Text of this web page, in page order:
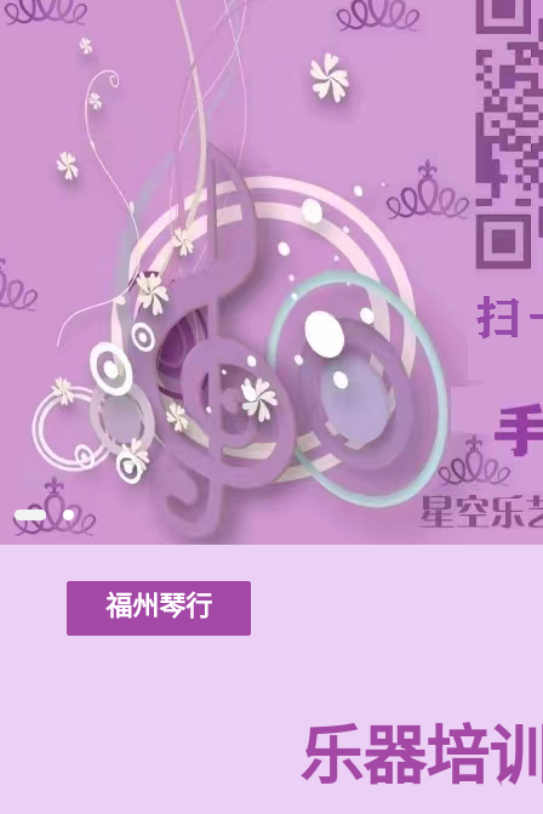
福州琴行
乐器培